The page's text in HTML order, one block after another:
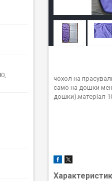
чохол на
само на дошки
дошки).матеріал